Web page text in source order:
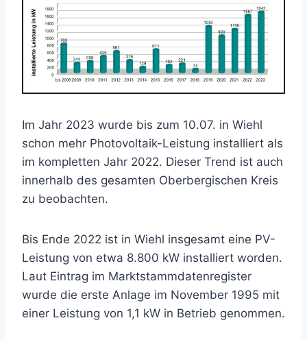
Im Jahr 2023 wurde bis zum 10.07. in Wiehl
schon mehr Photovoltaik-Leistung installiert als
im kompletten Jahr 2022. Dieser Trend ist auch
innerhalb des gesamten Oberbergischen Kreis
zu beobachten.
Bis Ende 2022 ist in Wiehl insgesamt eine PV-
Leistung von etwa 8.800 kW installiert worden.
Laut Eintrag im Marktstammdatenregister
wurde die erste Anlage im November 1995 mit
einer Leistung von 1,1 kW in Betrieb genommen.